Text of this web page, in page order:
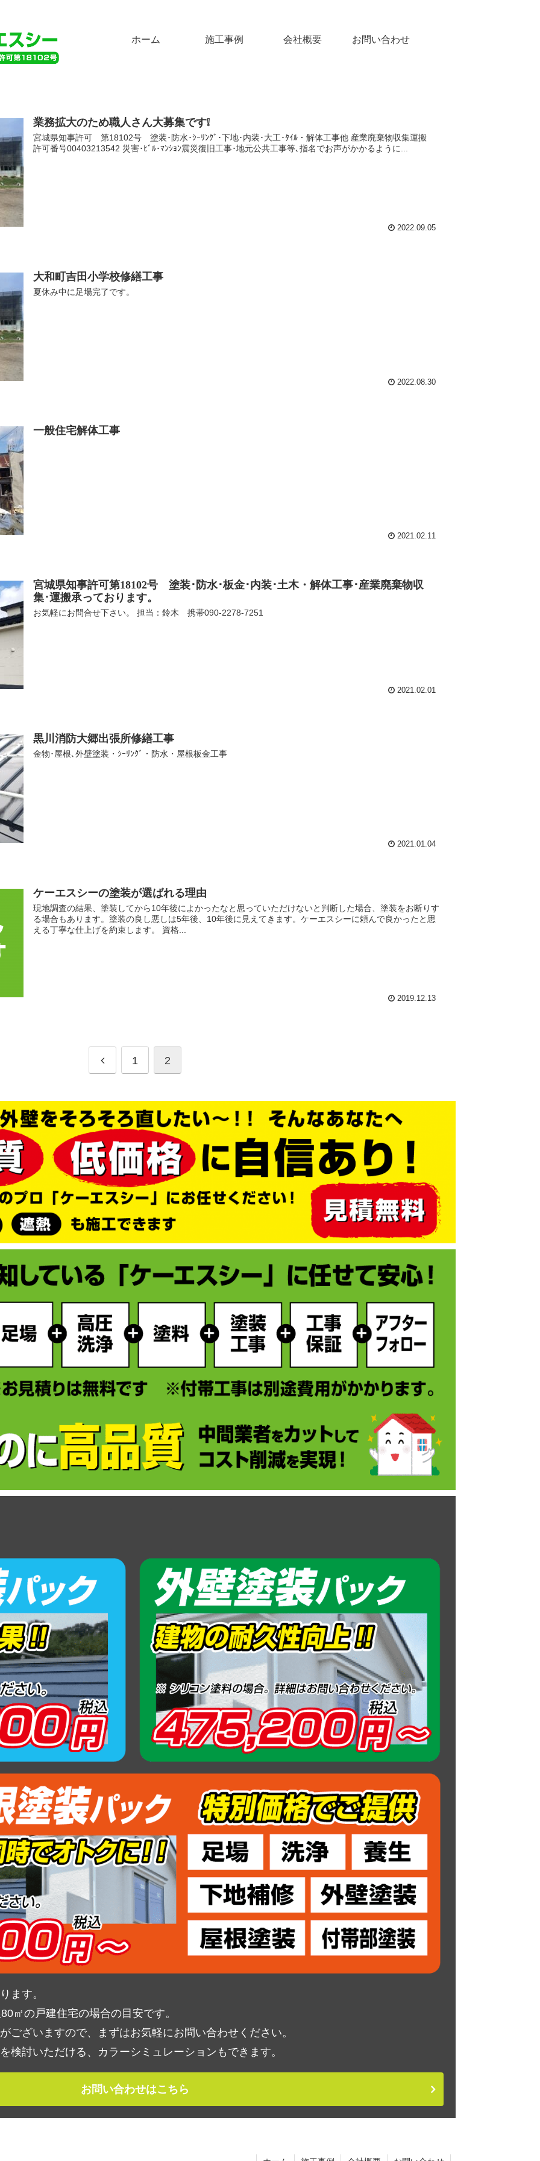
ホーム 施工事例 会社概要 お問い合わせ
業務拡大のため職人さん大募集です❕
宮城県知事許可 第18102号 塗装･防水･ｼｰﾘﾝｸﾞ･下地･内装･大工･ﾀｲﾙ・解体工事他 産業廃棄物収集運搬
許可番号00403213542 災害･ﾋﾞﾙ･ﾏﾝｼｮﾝ震災復旧工事･地元公共工事等､指名でお声がかかるように...
2022.09.05
大和町吉田小学校修繕工事
夏休み中に足場完了です。
2022.08.30
一般住宅解体工事
2021.02.11
宮城県知事許可第18102号 塗装･防水･板金･内装･土木・解体工事･産業廃棄物収
集･運搬承っております。
お気軽にお問合せ下さい。 担当：鈴木 携帯090-2278-7251
2021.02.01
黒川消防大郷出張所修繕工事
金物･屋根､外壁塗装・ｼｰﾘﾝｸﾞ・防水・屋根板金工事
2021.01.04
ケーエスシーの塗装が選ばれる理由
現地調査の結果、塗装してから10年後によかったなと思っていただけないと判断した場合、塗装をお断りす
る場合もあります。塗装の良し悪しは5年後、10年後に見えてきます。ケーエスシーに頼んで良かったと思
える丁寧な仕上げを約束します。 資格...
2019.12.13
1 2
ます。
㎡の戸建住宅の場合の目安です。
ざいますので、まずはお気軽にお問い合わせください。
討いただける、カラーシミュレーションもできます。
お問い合わせはこちら